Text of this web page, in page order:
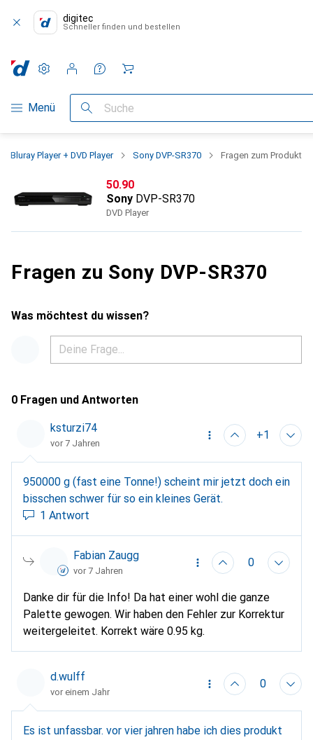
digitec
Schneller finden und bestellen
Navigation nach Kategorien
Menü Suche
Einstellungen
Kundenkonto
Vergleichslisten
Merklisten
Warenkorb
Bluray Player + DVD Player Sony DVP-SR370 Fragen zum Produkt
CHF
50.90
Sony DVP-SR370
DVD Player
Fragen zu Sony DVP-SR370
Was möchtest du wissen?
0 Fragen und Antworten
ksturzi74
vor 7 Jahren
+1
950000 g (fast eine Tonne!) scheint mir jetzt doch ein
bisschen schwer für so ein kleines Gerät.
1 Antwort
Fabian Zaugg
vor 7 Jahren
0
Danke dir für die Info! Da hat einer wohl die ganze
Palette gewogen. Wir haben den Fehler zur Korrektur
weitergeleitet. Korrekt wäre 0.95 kg.
d.wulff
vor einem Jahr
0
Es ist unfassbar. vor vier jahren habe ich dies produkt